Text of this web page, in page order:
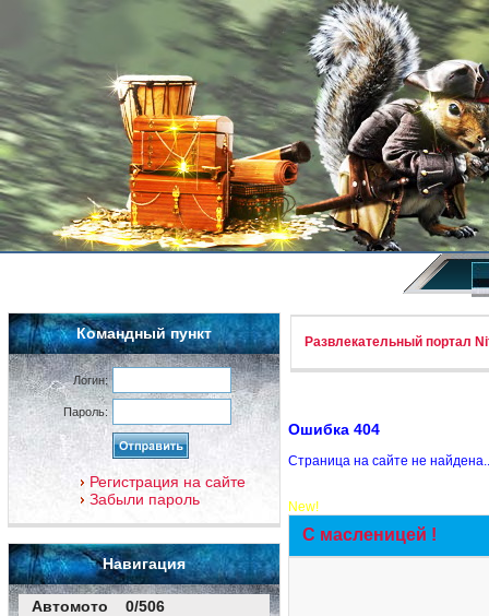
Командный пункт
Логин:
Пароль:
Регистрация на сайте
Забыли пароль
Навигация
Автомото 0/506
Развлекательный портал
Ошибка 404
Страница на сайте не
New!
С масленицей !